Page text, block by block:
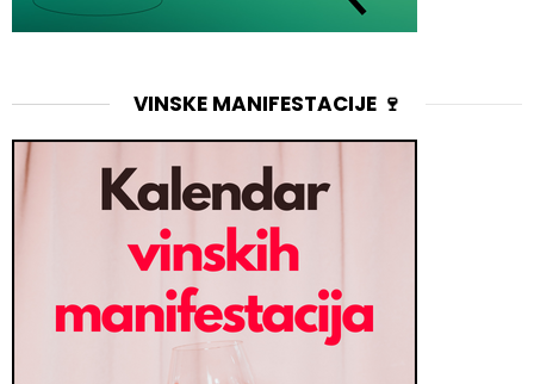
VINSKE MANIFESTACIJE 🍷